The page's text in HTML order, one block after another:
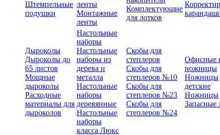
Штемпельные
подушки
ленты
Монтажные
ленты
Комплектующие
для лотков
Дыроколы
Дыроколы до
65 листов
Мощные
дыроколы
Расходные
материалы для
дыроколов
Настольные
наборы
Настольные
наборы из
дерева и
металла
Настольные
наборы
деревянные
Настольные
наборы
класса Люкс
Скобы для
степлеров
Скобы для
степлеров №10
Скобы для
степлеров №23
Скобы для
степлеров №24
Офисные
ножницы
Ножницы
детские
Ножницы
Запасные